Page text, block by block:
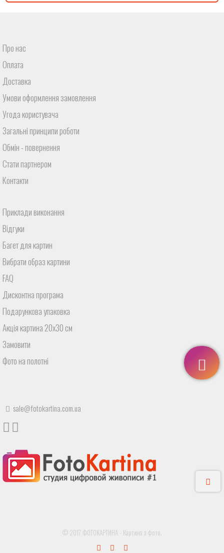
Про нас
Оплата
Доставка
Умови оформлення замовлення
Угода користувача
Загальні принципи роботи
Обмін - повернення
Стати партнером
Контакти
Приклади виконання
Відгуки
Багет для картин
Вибрати образ картини
FAQ
Дисконтна програма
Подарункова упаковка
Акція картина 20х30 см
Замовити
Фото на полотні
sale@fotokartina.com.ua
© 2017 ФОТОКАРТИНА - Картина з фото.